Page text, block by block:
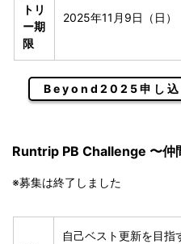
トリ
ー期
限
2025年11月9日（日）
Beyond2025申し込
Runtrip PB Challenge 〜
※募集は終了しました
自己ベスト更新を目指